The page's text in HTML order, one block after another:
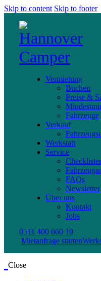
Skip to content Skip to footer
Vermietung
Buchen
Preise &
Fahrzeuge
Verkauf
Werkstatt
Service
FAQs
Newsletter
Über uns
Kontakt
Jobs
0511 400 660 10
Mietanfrage starten
Close